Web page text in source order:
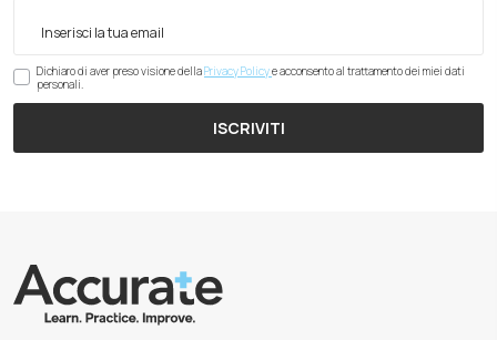
Dichiaro di aver preso visione dellaPrivacy Policye acconsento al trattamento dei miei dati
personali.
ISCRIVITI